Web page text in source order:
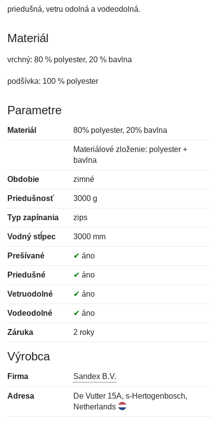
priedušná, vetru odolná a vodeodolná.
Materiál
vrchný: 80 % polyester, 20 % bavlna
podšívka: 100 % polyester
Parametre
Materiál 80% polyester, 20% bavlna
Materiálové zloženie: polyester +
bavlna
Obdobie zimné
Priedušnosť 3000 g
Typ zapínania zips
Vodný stĺpec 3000 mm
Prešívané ✔ áno
Priedušné ✔ áno
Vetruodolné ✔ áno
Vodeodolné ✔ áno
Záruka 2 roky
Výrobca
Firma Sandex B.V.
Adresa
De Vutter 15A, s-Hertogenbosch,
Netherlands